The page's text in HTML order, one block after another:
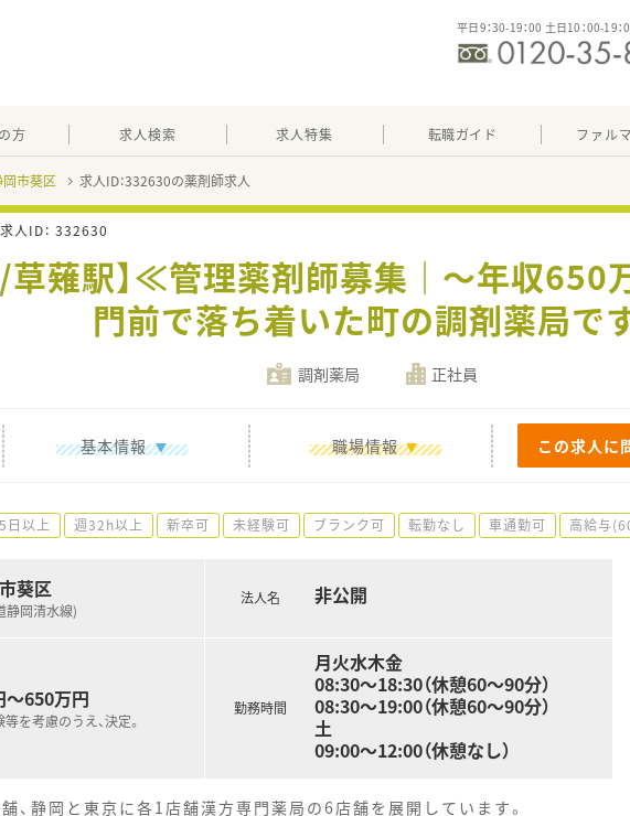
平日9：30-19：00 土日10：00-19：
方 求人検索 求人特集 転職ガイド ファル
岡市葵区 求人ID：332630の薬剤師求人
人ID： 332630
/草薙駅】≪管理薬剤師募集｜～年収
門前で落ち着いた町の調剤薬局で
調剤薬局 正社員
基本情報 職場情報 この求人に
日以上 週32h以上 新卒可 未経験可 ブランク可 転勤なし 車通勤可 高給与
葵区
静岡清水線)
650万円
を考慮のうえ、決定。
法人名 非公開
勤務時間
月火水木金
08:30～18:30（休憩60～90分）
08:30～19:00（休憩60～90分）
土
09:00～12:00（休憩なし）
、静岡と東京に各1店舗漢方専門薬局の6店舗を展開しています。